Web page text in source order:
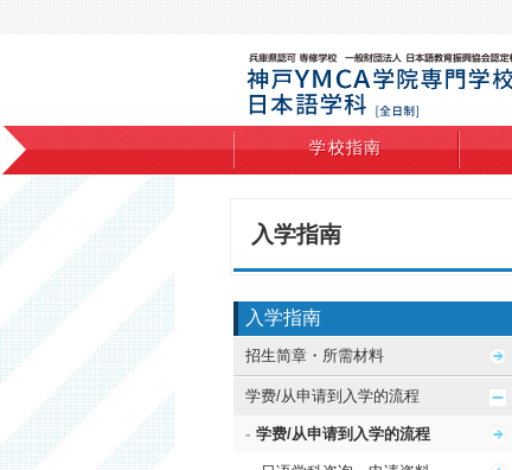
学校指南
入学指南
入学指南
招生简章・所需材料
学费/从申请到入学的流程
学费/从申请到入学的流程